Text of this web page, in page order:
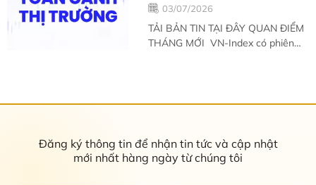
03/07/2026
TẢI BẢN TIN TẠI ĐÂY QUAN ĐIỂM
THÁNG MỚI VN-Index có phiên
Đăng ký thông tin để nhận tin tức và cập nhật
mới nhất hàng ngày từ chúng tôi